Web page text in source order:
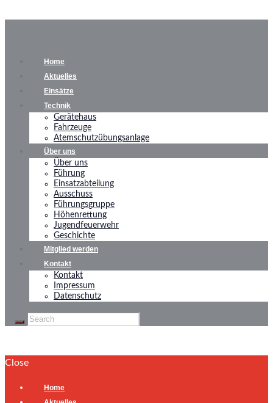
Home
Aktuelles
Einsätze
Technik
Gerätehaus
Fahrzeuge
Atemschutzübungsanlage
Über uns
Über uns
Führung
Einsatzabteilung
Ausschuss
Führungsgruppe
Höhenrettung
Jugendfeuerwehr
Geschichte
Mitglied werden
Kontakt
Kontakt
Impressum
Datenschutz
Close
Home